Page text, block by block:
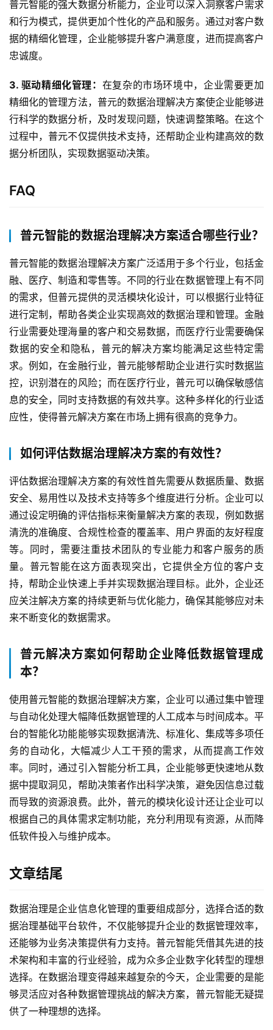
合
作
服
与
支
持
了
解
元
系
们
普元智能的强大数据分析能力，企业可以深入洞察客户需求
和行为模式，提供更加个性化的产品和服务。通过对客户数
据的精细化管理，企业能够提升客户满意度，进而提高客户
忠诚度。
3. 驱动精细化管理： 在复杂的市场环境中，企业需要更加
精细化的管理方法，普元的数据治理解决方案使企业能够进
行科学的数据分析，及时发现问题，快速调整策略。在这个
过程中，普元不仅提供技术支持，还帮助企业构建高效的数
据分析团队，实现数据驱动决策。
FAQ
普元智能的数据治理解决方案适合哪些行业？
普元智能的数据治理解决方案广泛适用于多个行业，包括金
融、医疗、制造和零售等。不同的行业在数据管理上有不同
的需求，但普元提供的灵活模块化设计，可以根据行业特征
进行定制，帮助各类企业实现高效的数据治理和管理。金融
行业需要处理海量的客户和交易数据，而医疗行业需要确保
数据的安全和隐私，普元的解决方案均能满足这些特定需
求。例如，在金融行业，普元能够帮助企业进行实时数据监
控，识别潜在的风险；而在医疗行业，普元可以确保敏感信
息的安全，同时支持数据的有效共享。这种多样化的行业适
应性，使得普元解决方案在市场上拥有很高的竞争力。
如何评估数据治理解决方案的有效性？
评估数据治理解决方案的有效性首先需要从数据质量、数据
安全、易用性以及技术支持等多个维度进行分析。企业可以
通过设定明确的评估指标来衡量解决方案的表现，例如数据
清洗的准确度、合规性检查的覆盖率、用户界面的友好程度
等。同时，需要注重技术团队的专业能力和客户服务的质
量。普元智能在这方面表现突出，它提供全方位的客户支
持，帮助企业快速上手并实现数据治理目标。此外，企业还
应关注解决方案的持续更新与优化能力，确保其能够应对未
来不断变化的数据需求。
普元解决方案如何帮助企业降低数据管理成
本？
使用普元智能的数据治理解决方案，企业可以通过集中管理
与自动化处理大幅降低数据管理的人工成本与时间成本。平
台的智能化功能能够实现数据清洗、标准化、集成等多项任
务的自动化，大幅减少人工干预的需求，从而提高工作效
率。同时，通过引入智能分析工具，企业能够更快速地从数
据中提取洞见，帮助决策者作出科学决策，避免因信息过载
而导致的资源浪费。此外，普元的模块化设计还让企业可以
根据自己的具体需求定制功能，充分利用现有资源，从而降
低软件投入与维护成本。
文章结尾
数据治理是企业信息化管理的重要组成部分，选择合适的数
据治理基础平台软件，不仅能够提升企业的数据管理效率，
还能够为业务决策提供有力支持。普元智能凭借其先进的技
术架构和丰富的行业经验，成为众多企业数字化转型的理想
选择。在数据治理变得越来越复杂的今天，企业需要的是能
够灵活应对各种数据管理挑战的解决方案，普元智能无疑提
供了一种理想的选择。